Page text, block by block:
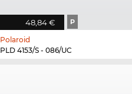
48,84 € P
Polaroid
PLD 4153/S - 086/UC